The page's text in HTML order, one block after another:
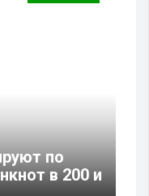
по
в 200 и